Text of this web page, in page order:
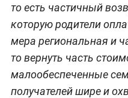
то есть частичный
которую родители
мера региональная и
то вернуть часть
малообеспеченные
получателей шире и